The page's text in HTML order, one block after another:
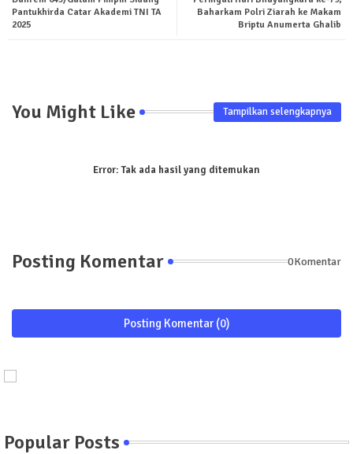
Baharkam Polri Ziarah ke Makam
Briptu Anumerta Ghalib
Pantukhirda Catar Akademi TNI TA
2025
You Might Like Tampilkan selengkapnya
Error:Tak ada hasil yang ditemukan
Posting Komentar 0Komentar
Posting Komentar (0)
Popular Posts